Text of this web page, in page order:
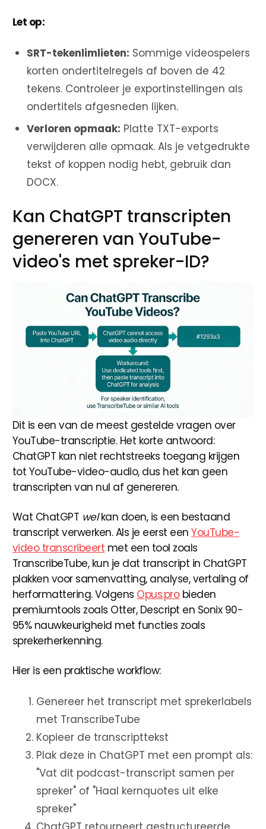
Let op:
SRT-tekenlimlieten: Sommige videospelers
korten ondertitelregels af boven de 42
tekens. Controleer je exportinstellingen als
ondertitels afgesneden lijken.
Verloren opmaak: Platte TXT-exports
verwijderen alle opmaak. Als je vetgedrukte
tekst of koppen nodig hebt, gebruik dan
DOCX.
Kan ChatGPT transcripten
genereren van YouTube-
video's met spreker-ID?
Dit is een van de meest gestelde vragen over
YouTube-transcriptie. Het korte antwoord:
ChatGPT kan niet rechtstreeks toegang krijgen
tot YouTube-video-audio, dus het kan geen
transcripten van nul af genereren.
Wat ChatGPT welkan doen, is een bestaand
transcript verwerken. Als je eerst eenYouTube-
video transcribeert met een tool zoals
TranscribeTube, kun je dat transcript in ChatGPT
plakken voor samenvatting, analyse, vertaling of
herformattering. Volgens Opus.probieden
premiumtools zoals Otter, Descript en Sonix 90-
95% nauwkeurigheid met functies zoals
sprekerherkenning.
Hier is een praktische workflow:
Genereer het transcript met sprekerlabels
met TranscribeTube
Kopieer de transcripttekst
Plak deze in ChatGPT met een prompt als:
"Vat dit podcast-transcript samen per
spreker" of "Haal kernquotes uit elke
spreker"